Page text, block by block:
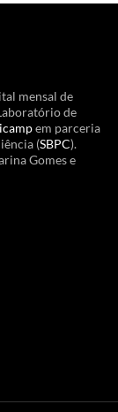
mensal de
de
em parceria
(SBPC).
Gomes e